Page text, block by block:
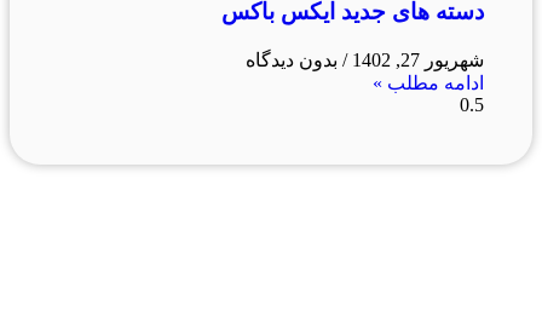
دسته های جدید ایکس باکس
شهریور 27, 1402
بدون دیدگاه
ادامه مطلب »